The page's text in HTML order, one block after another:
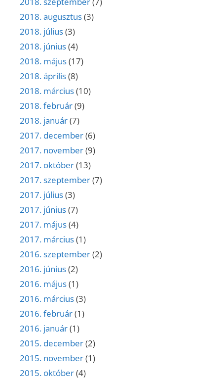
2018. augusztus(3)
2018. július(3)
2018. június(4)
2018. május(17)
2018. április(8)
2018. március(10)
2018. február(9)
2018. január(7)
2017. december(6)
2017. november(9)
2017. október(13)
2017. szeptember(7)
2017. július(3)
2017. június(7)
2017. május(4)
2017. március(1)
2016. szeptember(2)
2016. június(2)
2016. május(1)
2016. március(3)
2016. február(1)
2016. január(1)
2015. december(2)
2015. november(1)
2015. október(4)